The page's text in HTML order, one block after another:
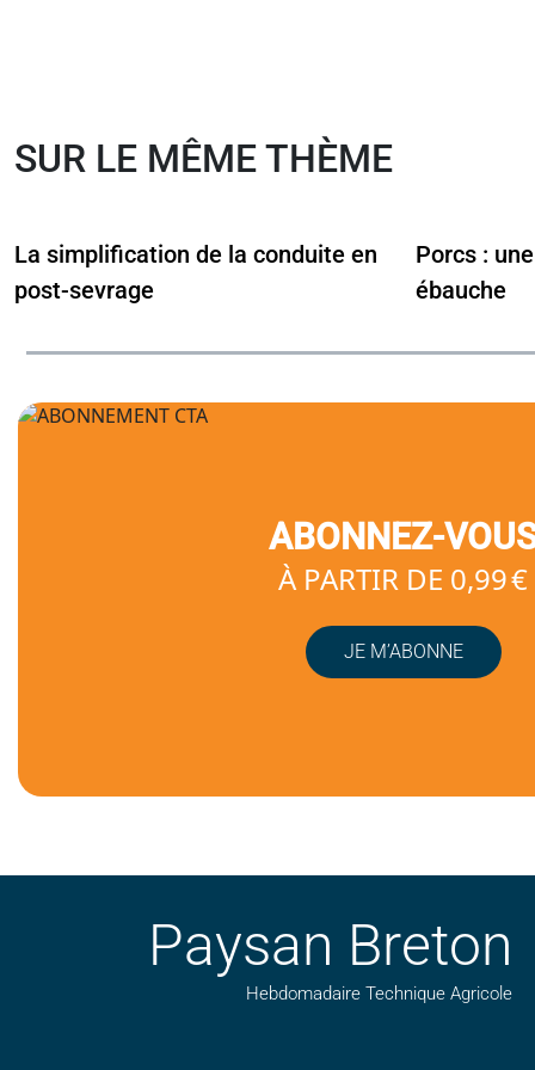
SUR LE MÊME THÈME
La simplification de la conduite en
post-sevrage
Porcs :
ébauche
ABONNEZ-
À PARTIR DE 0,99 €
JE M’ABONNE
Paysan Breton
Hebdomadaire Technique Agricole